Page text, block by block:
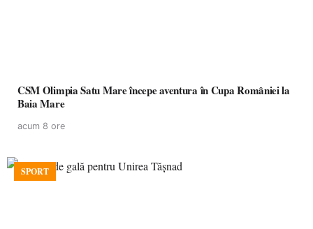
CSM Olimpia Satu Mare începe aventura în Cupa României la
Baia Mare
acum 8 ore
SPORT